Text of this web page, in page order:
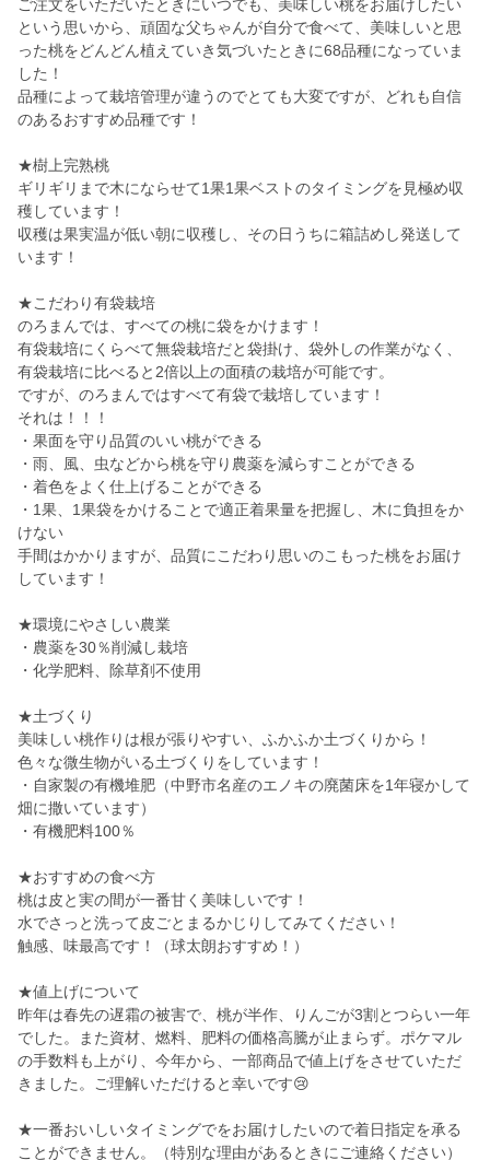
ご注文をいただいたときにいつでも、美味しい桃をお届けしたい
という思いから、頑固な父ちゃんが自分で食べて、美味しいと思
った桃をどんどん植えていき気づいたときに68品種になっていま
した！
品種によって栽培管理が違うのでとても大変ですが、どれも自信
のあるおすすめ品種です！
★樹上完熟桃
ギリギリまで木にならせて1果1果ベストのタイミングを見極め収
穫しています！
収穫は果実温が低い朝に収穫し、その日うちに箱詰めし発送して
います！
★こだわり有袋栽培
のろまんでは、すべての桃に袋をかけます！
有袋栽培にくらべて無袋栽培だと袋掛け、袋外しの作業がなく、
有袋栽培に比べると2倍以上の面積の栽培が可能です。
ですが、のろまんではすべて有袋で栽培しています！
それは！！！
・果面を守り品質のいい桃ができる
・雨、風、虫などから桃を守り農薬を減らすことができる
・着色をよく仕上げることができる
・1果、1果袋をかけることで適正着果量を把握し、木に負担をか
けない
手間はかかりますが、品質にこだわり思いのこもった桃をお届け
しています！
★環境にやさしい農業
・農薬を30％削減し栽培
・化学肥料、除草剤不使用
★土づくり
美味しい桃作りは根が張りやすい、ふかふか土づくりから！
色々な微生物がいる土づくりをしています！
・自家製の有機堆肥（中野市名産のエノキの廃菌床を1年寝かして
畑に撒いています）
・有機肥料100％
★おすすめの食べ方
桃は皮と実の間が一番甘く美味しいです！
水でさっと洗って皮ごとまるかじりしてみてください！
触感、味最高です！（球太朗おすすめ！）
★値上げについて
昨年は春先の遅霜の被害で、桃が半作、りんごが3割とつらい一年
でした。また資材、燃料、肥料の価格高騰が止まらず。ポケマル
の手数料も上がり、今年から、一部商品で値上げをさせていただ
きました。ご理解いただけると幸いです😢
★一番おいしいタイミングでをお届けしたいので着日指定を承る